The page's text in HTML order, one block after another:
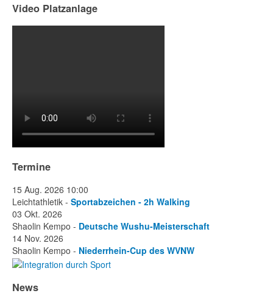
Video Platzanlage
Termine
15 Aug. 2026 10:00
Leichtathletik - Sportabzeichen - 2h Walking
03 Okt. 2026
Shaolin Kempo - Deutsche Wushu-Meisterschaft
14 Nov. 2026
Shaolin Kempo - Niederrhein-Cup des WVNW
News